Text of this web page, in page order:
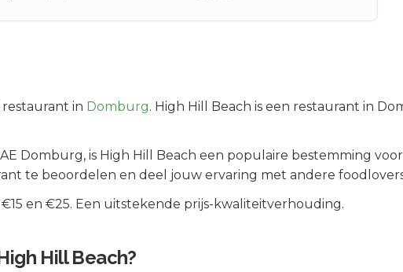
restaurant in Domburg. High Hill Beach is een restaurant in
Domburg, is High Hill Beach een populaire bestemming
te beoordelen en deel jouw ervaring met andere
en €25. Een uitstekende prijs-kwaliteitverhouding.
Hill Beach?